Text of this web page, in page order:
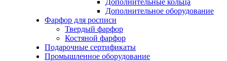
Дополнительные кольца
Дополнительное оборудование
Фарфор для росписи
Твердый фарфор
Костяной фарфор
Подарочные сертификаты
Промышленное оборудование